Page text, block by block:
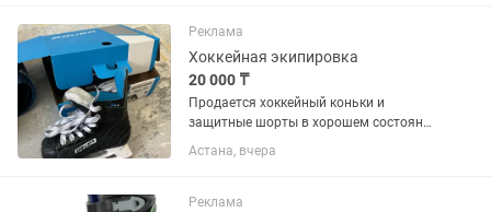
Реклама
Хоккейная экипировка
20 000 ₸
Продается хоккейный коньки и
защитные шорты в хорошем состоянии
коньки подойдет на возраст 6-8 лет
Шорты на вырост 8-10 лет
Астана, вчера
Реклама